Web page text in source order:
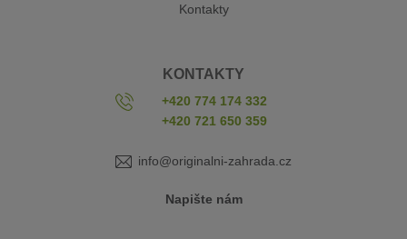
Kontakty
KONTAKTY
+420 774 174 332
+420 721 650 359
info@originalni-zahrada.cz
Napište nám